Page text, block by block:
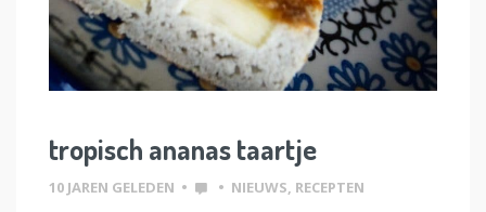
tropisch ananas taartje
10 JAREN GELEDEN • • NIEUWS RECEPTEN